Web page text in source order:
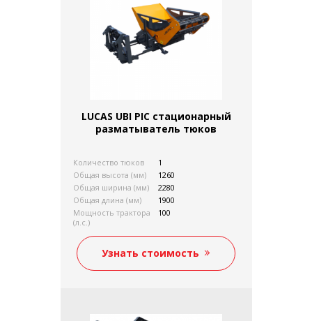
LUCAS UBI PIC стационарный
разматыватель тюков
Количество тюков
1
Общая высота (мм)
1260
Общая ширина (мм)
2280
Общая длина (мм)
1900
Мощность трактора
(л.с.)
100
Вес без нагрузки (кг) 750
Сцепка на три точки
Трактор-погрузчик
присутствует
Телескопический
присутствует
Узнать стоимость